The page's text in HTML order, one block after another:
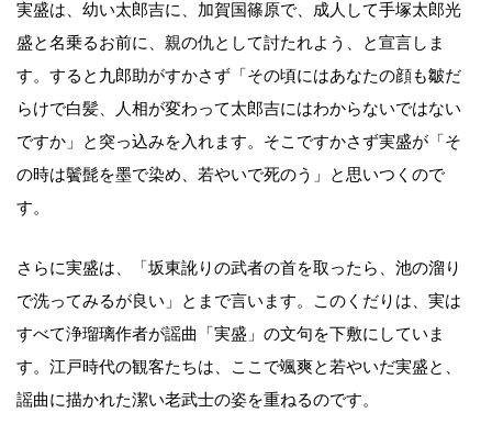
実盛は、幼い太郎吉に、加賀国篠原で、成人して手塚太郎光
盛と名乗るお前に、親の仇として討たれよう、と宣言しま
す。すると九郎助がすかさず「その頃にはあなたの顔も皺だ
らけで白髪、人相が変わって太郎吉にはわからないではない
ですか」と突っ込みを入れます。そこですかさず実盛が「そ
の時は鬢髭を墨で染め、若やいで死のう」と思いつくので
す。
さらに実盛は、「坂東訛りの武者の首を取ったら、池の溜り
で洗ってみるが良い」とまで言います。このくだりは、実は
すべて浄瑠璃作者が謡曲「実盛」の文句を下敷にしていま
す。江戸時代の観客たちは、ここで颯爽と若やいだ実盛と、
謡曲に描かれた潔い老武士の姿を重ねるのです。